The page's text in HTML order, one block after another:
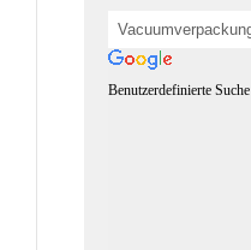
Benutzerdefinierte Suche